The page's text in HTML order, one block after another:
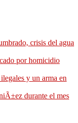
crisis del agua
por homicidio
y un arma en
durante el mes